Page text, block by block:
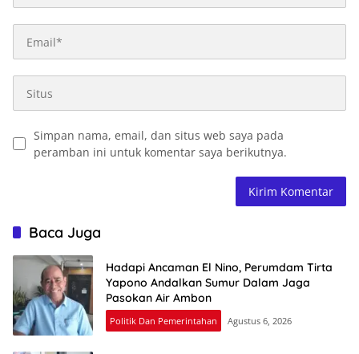
Simpan nama, email, dan situs web saya pada
peramban ini untuk komentar saya berikutnya.
Baca Juga
Hadapi Ancaman El Nino, Perumdam Tirta
Yapono Andalkan Sumur Dalam Jaga
Pasokan Air Ambon
Politik Dan Pemerintahan Agustus 6, 2026